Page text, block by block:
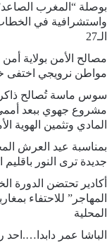
بوصلة “المغرب
واستشرافية في
الـ27
مصالح الأمن بولاية أمن
مواطن نرويجي اختفى
سوس ماسة تُصالح
مشروع جهوي ببعد
المادي وتثمين الهوية
بمناسبة عيد العرش
جديدة ترى النور باقليم
أكادير تحتضن الدورة
المهاجر” للاحتفاء
المحلية
الباشا عمر دابدا….احد